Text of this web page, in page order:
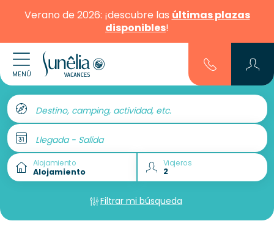
Verano de 2026: ¡descubre las últimas plazas
disponibles!
MENÚ
Destino, camping, actividad, etc.
Llegada - Salida
Alojamiento Viajeros
Filtrar mi búsqueda